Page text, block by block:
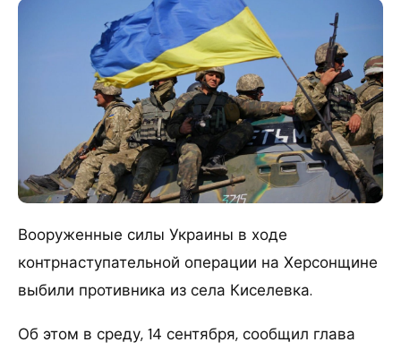
Вооруженные силы Украины в ходе
контрнаступательной операции на Херсонщине
выбили противника из села Киселевка.
Об этом в среду, 14 сентября, сообщил глава